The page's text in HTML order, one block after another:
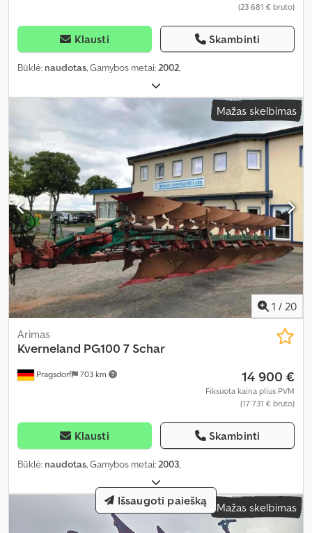
(23 681 € bruto)
Klausti Skambinti
Būklė: naudotas, Gamybos metai: 2002,
Mažas skelbimas
1 / 20
Pragsdorf 703 km
Arimas
Kverneland PG100 7 Schar
14 900 €
Fiksuota kaina plius PVM
(17 731 € bruto)
Klausti Skambinti
Būklė: naudotas, Gamybos metai:2003,
Mažas skelbimas
Išsaugoti paiešką